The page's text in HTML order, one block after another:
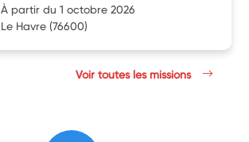
À partir du 1 octobre 2026
Le Havre (76600)
Voir toutes les missions